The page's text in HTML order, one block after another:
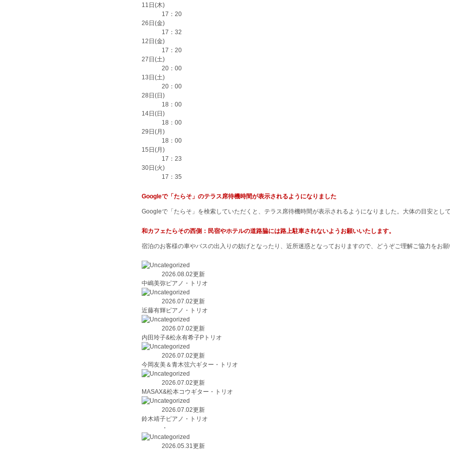
11日(木)
17：20
26日(金)
17：32
12日(金)
17：20
27日(土)
20：00
13日(土)
20：00
28日(日)
18：00
14日(日)
18：00
29日(月)
18：00
15日(月)
17：23
30日(火)
17：35
Googleで「たらそ」のテラス席待機時間が表示されるようになりました
Googleで「たらそ」を検索していただくと、テラス席待機時間が表示されるようになりました。大体の目安として
和カフェたらその西側：民宿やホテルの道路脇には路上駐車されないようお願いいたします。
宿泊のお客様の車やバスの出入りの妨げとなったり、近所迷惑となっておりますので、どうぞご理解ご協力をお願
2026.08.02更新
中嶋美弥ピアノ・トリオ
2026.07.02更新
近藤有輝ピアノ・トリオ
2026.07.02更新
内田玲子&松永有希子Pトリオ
2026.07.02更新
今岡友美＆青木弦六ギター・トリオ
2026.07.02更新
MASAX&松本コウギター・トリオ
2026.07.02更新
鈴木靖子ピアノ・トリオ
・
2026.05.31更新